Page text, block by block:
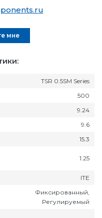
TSR 0.5SM Series
500
9.24
9.6
15.3
1.25
ITE
Фиксированный,
Регулируемый
мне